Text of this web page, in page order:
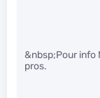
&nbsp;Pour info
pros.